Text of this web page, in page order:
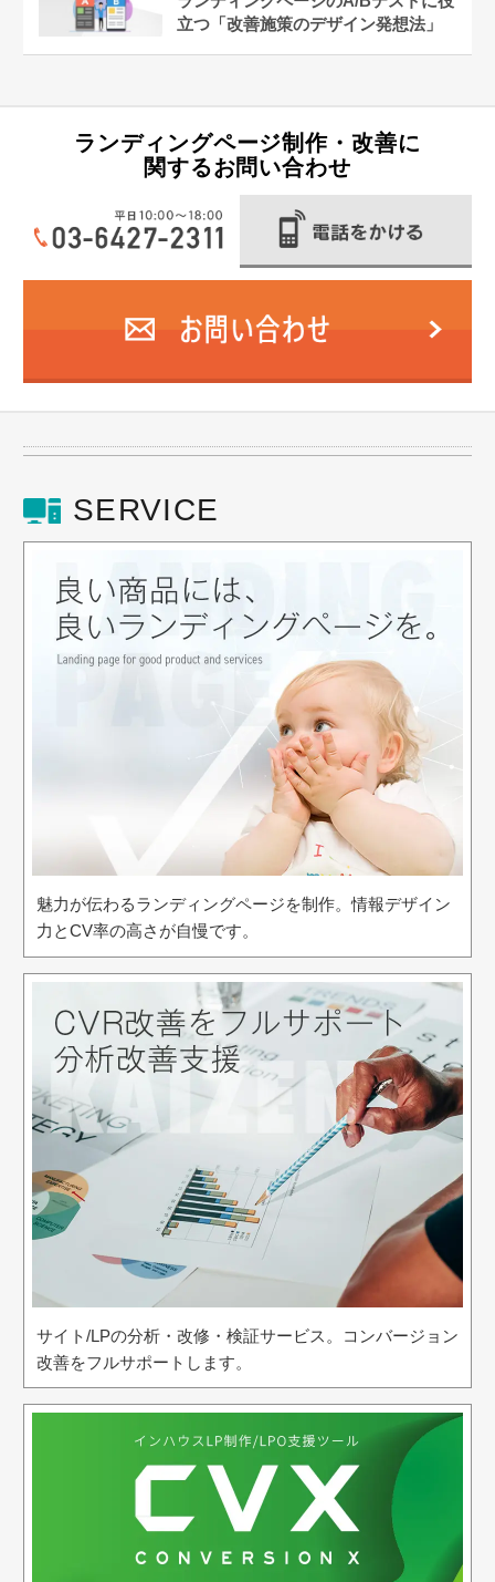
立つ「改善施策のデザイン発想法」
ランディングページ制作・改善に
関するお問い合わせ
SERVICE
魅力が伝わるランディングページを制作。情報デザイン
力とCV率の高さが自慢です。
サイト/LPの分析・改修・検証サービス。コンバージョン
改善をフルサポートします。